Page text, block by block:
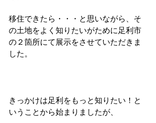
移住できたら・・・と思いながら、そ
の土地をよく知りたいがために足利市
の２箇所にて展示をさせていただきま
した。
きっかけは足利をもっと知りたい！と
いうことから始まりましたが、